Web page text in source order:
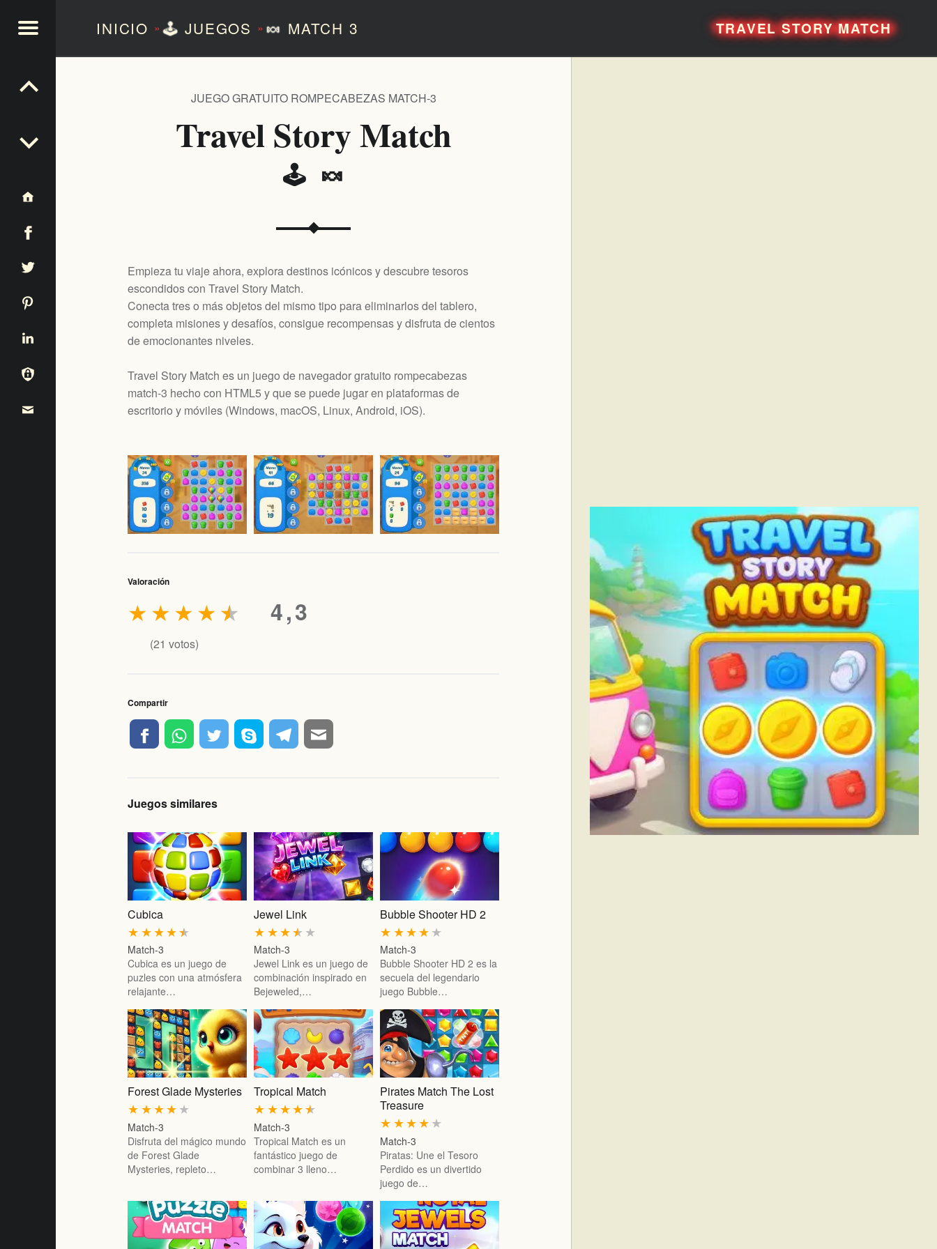
INICIO »🕹️ JUEGOS »🍬 MATCH 3 TRAVEL STORY MATCH
Travel Story Match
🕹️ 🍬
JUEGO GRATUITO ROMPECABEZAS MATCH-3
Empieza tu viaje ahora, explora destinos icónicos y descubre tesoros
escondidos con Travel Story Match.
Conecta tres o más objetos del mismo tipo para eliminarlos del tablero,
completa misiones y desafíos, consigue recompensas y disfruta de cientos
de emocionantes niveles.
Travel Story Match es un juego de navegador gratuito rompecabezas
match-3 hecho con HTML5 y que se puede jugar en plataformas de
escritorio y móviles (Windows, macOS, Linux, Android, iOS).
Valoración
4,3
★
★
★
★
★
(21 votos)
Compartir
Juegos similares
Cubica
★
★
★
★
★
Match-3
Cubica es un juego de
puzles con una atmósfera
relajante…
Jewel Link
★
★
★
★
★
Match-3
Jewel Link es un juego de
combinación inspirado en
Bejeweled,…
Bubble Shooter HD 2
★
★
★
★
★
Match-3
Bubble Shooter HD 2 es la
secuela del legendario
juego Bubble…
Forest Glade Mysteries
★
★
★
★
★
Match-3
Disfruta del mágico mundo
de Forest Glade
Mysteries, repleto…
Tropical Match
★
★
★
★
★
Match-3
Tropical Match es un
fantástico juego de
combinar 3 lleno…
Pirates Match The Lost
Treasure
★
★
★
★
★
Match-3
Piratas: Une el Tesoro
Perdido es un divertido
juego de…